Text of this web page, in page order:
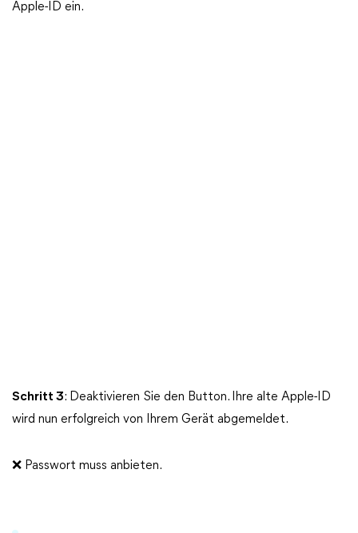
Apple-ID ein.
Schritt 3: Deaktivieren Sie den Button. Ihre alte Apple-ID
wird nun erfolgreich von Ihrem Gerät abgemeldet.
❌ Passwort muss anbieten.